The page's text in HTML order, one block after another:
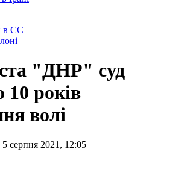
в ЄС
"ДНР" суд
10 років
волі
серпня 2021, 12:05